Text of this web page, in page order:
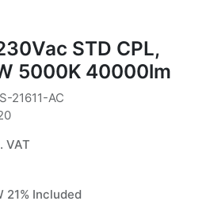
STD CPL,
5000K 40000lm
21611-AC
VAT
21% Included